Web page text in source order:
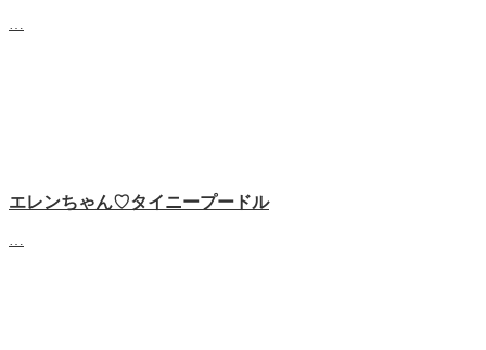
エレンちゃん♡タイニープードル